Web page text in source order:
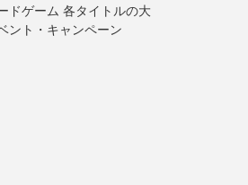
ドゲーム 各タイトルの大
ント・キャンペーン